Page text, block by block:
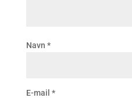
Navn *
E-mail *